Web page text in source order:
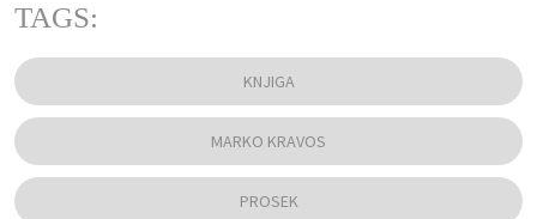
TAGS:
KNJIGA
MARKO KRAVOS
PROSEK